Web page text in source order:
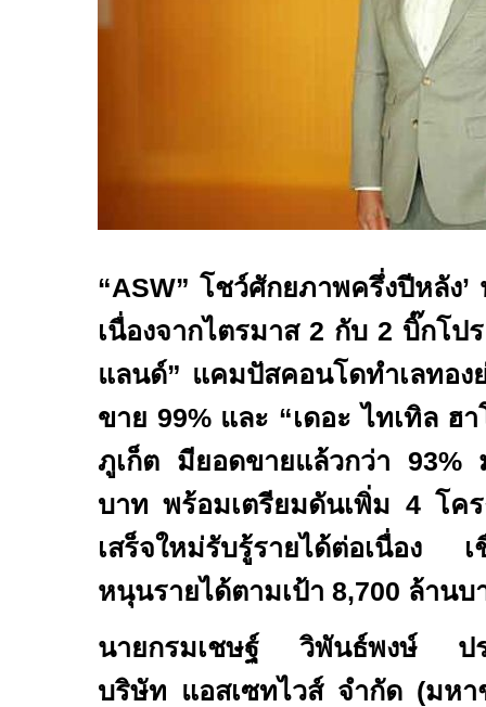
“ASW” โชว์ศักยภาพครึ่งปีหลัง’
เนื่องจากไตรมาส 2 กับ 2 บิ๊กโป
แลนด์” แคมปัสคอนโดทำเลทอง
ขาย 99% และ “เดอะ ไทเทิล ฮ
ภูเก็ต มียอดขายแล้วกว่า 93%
บาท พร้อมเตรียมดันเพิ่ม 4โค
เสร็จใหม่รับรู้รายได้ต่อเนื่อง เ
หนุนรายได้ตามเป้า 8,700 ล้านบ
นายกรมเชษฐ์ วิพันธ์พงษ์ ปร
บริษัท แอสเซทไวส์ จำกัด (มห